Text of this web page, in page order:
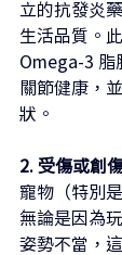
立的抗發炎
生活品質。此
Omega-3 脂
關節健康，
狀。
2. 受傷或創
寵物（特別
無論是因為
姿勢不當，